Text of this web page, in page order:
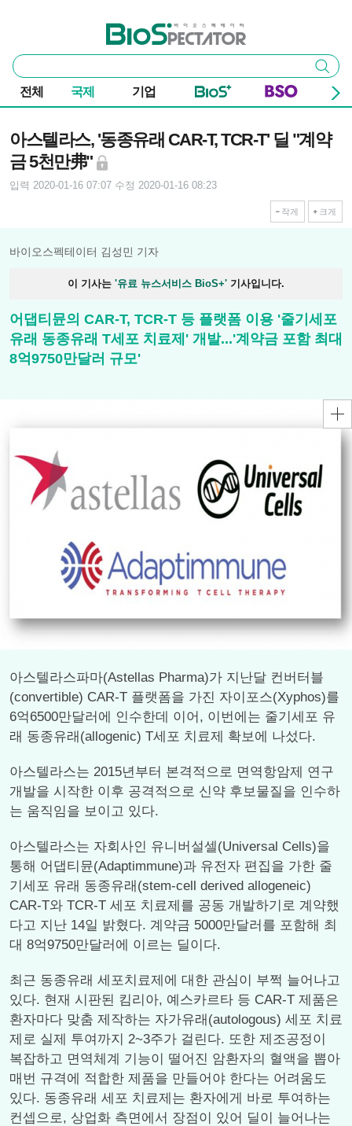
바이오스펙테이터
통
합
검
색
검색
전체 국제 기업
아스텔라스, '동종유래 CAR-T, TCR-T' 딜 "계약
금 5천만弗"
입력 2020-01-16 07:07 수정 2020-01-16 08:23
작게 크게
바이오스펙테이터 김성민 기자
이 기사는 '유료 뉴스서비스 BioS+' 기사입니다.
어댑티뮨의 CAR-T, TCR-T 등 플랫폼 이용 '줄기세포
유래 동종유래 T세포 치료제' 개발...'계약금 포함 최대
8억9750만달러 규모'
아스텔라스파마(Astellas Pharma)가 지난달 컨버터블
(convertible) CAR-T 플랫폼을 가진 자이포스(Xyphos)를
6억6500만달러에 인수한데 이어, 이번에는 줄기세포 유
래 동종유래(allogenic) T세포 치료제 확보에 나섰다.
아스텔라스는 2015년부터 본격적으로 면역항암제 연구
개발을 시작한 이후 공격적으로 신약 후보물질을 인수하
는 움직임을 보이고 있다.
아스텔라스는 자회사인 유니버설셀(Universal Cells)을
통해 어댑티뮨(Adaptimmune)과 유전자 편집을 가한 줄
기세포 유래 동종유래(stem-cell derived allogeneic)
CAR-T와 TCR-T 세포 치료제를 공동 개발하기로 계약했
다고 지난 14일 밝혔다. 계약금 5000만달러를 포함해 최
대 8억9750만달러에 이르는 딜이다.
최근 동종유래 세포치료제에 대한 관심이 부쩍 늘어나고
있다. 현재 시판된 킴리아, 예스카르타 등 CAR-T 제품은
환자마다 맞춤 제작하는 자가유래(autologous) 세포 치료
제로 실제 투여까지 2~3주가 걸린다. 또한 제조공정이
복잡하고 면역체계 기능이 떨어진 암환자의 혈액을 뽑아
매번 규격에 적합한 제품을 만들어야 한다는 어려움도
있다. 동종유래 세포 치료제는 환자에게 바로 투여하는
컨셉으로, 상업화 측면에서 장점이 있어 딜이 늘어나는